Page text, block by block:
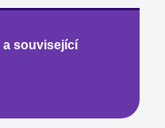
a související